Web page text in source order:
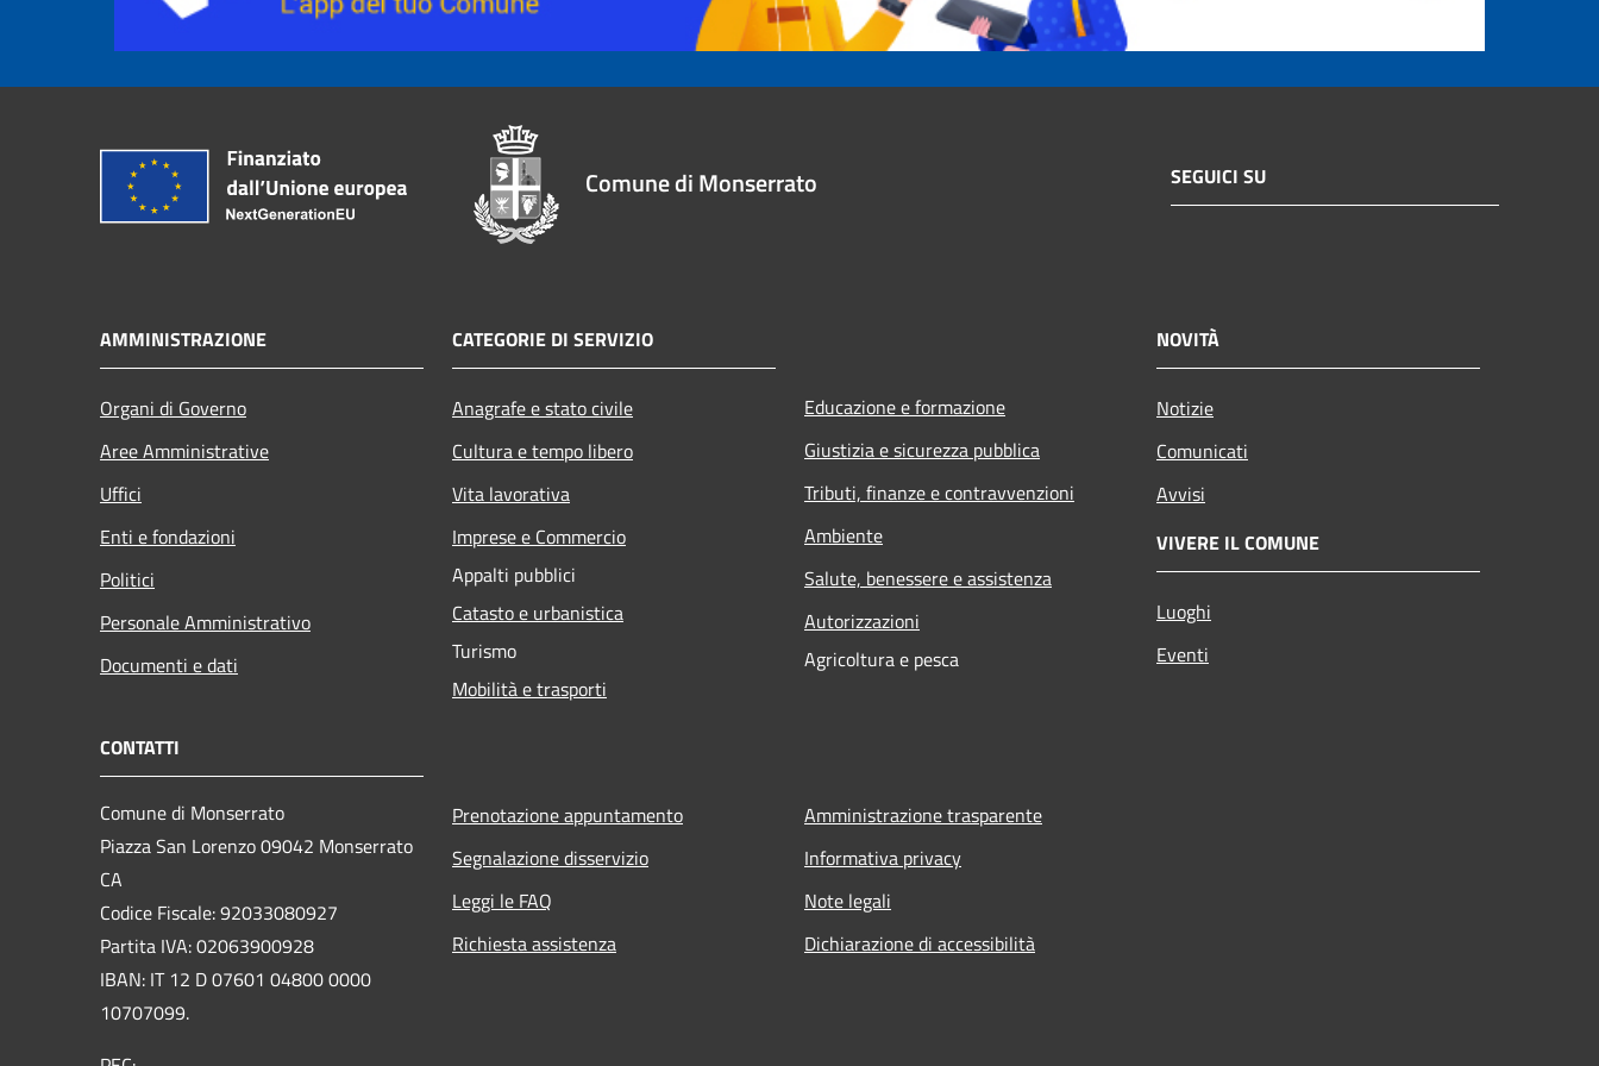
Comune di Monserrato SEGUICI SU
AMMINISTRAZIONE
Organi di Governo
Aree Amministrative
Uffici
Enti e fondazioni
Politici
Personale Amministrativo
Documenti e dati
CATEGORIE DI SERVIZIO
Anagrafe e stato civile
Cultura e tempo libero
Vita lavorativa
Imprese e Commercio
Appalti pubblici
Catasto e urbanistica
Turismo
Mobilità e trasporti
Educazione e formazione
Giustizia e sicurezza pubblica
Tributi, finanze e contravvenzioni
Ambiente
Salute, benessere e assistenza
Autorizzazioni
Agricoltura e pesca
NOVITÀ
Notizie
Comunicati
Avvisi
VIVERE IL COMUNE
Luoghi
Eventi
CONTATTI
Comune di Monserrato
Piazza San Lorenzo 09042 Monserrato
CA
Codice Fiscale: 92033080927
Partita IVA: 02063900928
IBAN: IT 12 D 07601 04800 0000
10707099.
Prenotazione appuntamento
Segnalazione disservizio
Leggi le FAQ
Richiesta assistenza
Amministrazione trasparente
Informativa privacy
Note legali
Dichiarazione di accessibilità